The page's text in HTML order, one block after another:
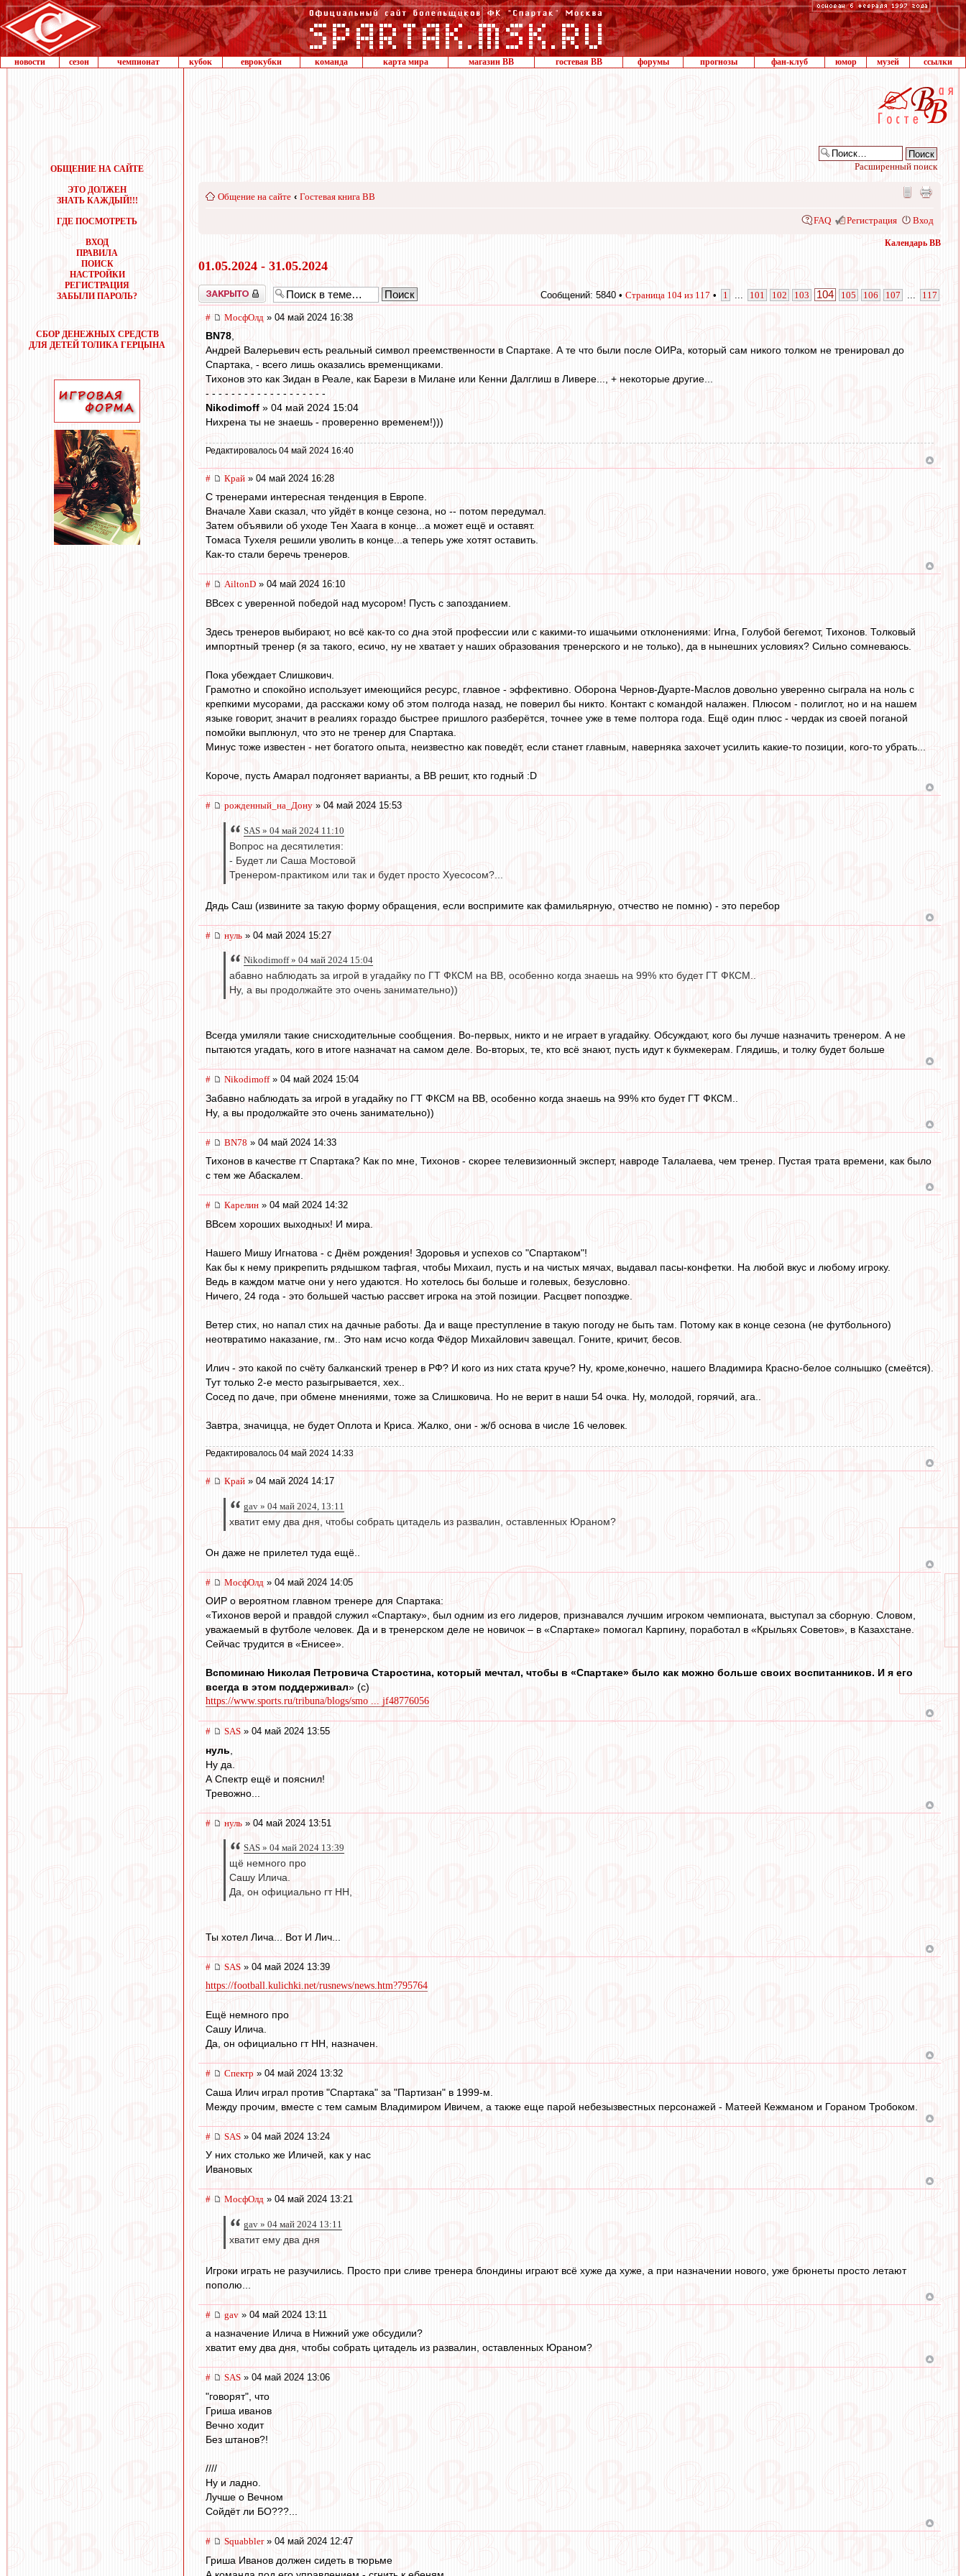
новости сезон чемпионат кубок еврокубки команда карта мира магазин ВВ гостевая ВВ форумы прогнозы фан-клуб юмор музей ссылки
ОБЩЕНИЕ НА САЙТЕ
ЭТО ДОЛЖЕН
ЗНАТЬ КАЖДЫЙ!!!
ГДЕ ПОСМОТРЕТЬ
ВХОД
ПРАВИЛА
ПОИСК
НАСТРОЙКИ
РЕГИСТРАЦИЯ
ЗАБЫЛИ ПАРОЛЬ?
СБОР ДЕНЕЖНЫХ СРЕДСТВ
ДЛЯ ДЕТЕЙ ТОЛИКА ГЕРЦЫНА
Расширенный поиск
Общение на сайте ‹ Гостевая книга ВВ
FAQ Регистрация Вход
Календарь ВВ
01.05.2024 - 31.05.2024
Закрыто Сообщений: 5840 • Страница 104 из 117 • 1 101 102 103 104 105 106 107 117
# МосфОлд » 04 май 2024 16:38
BN78,
Андрей Валерьевич есть реальный символ преемственности в Спартаке. А те что были после ОИРа, который сам никого толком не тренировал до
Спартака, - всего лишь оказались временщиками.
Тихонов это как Зидан в Реале, как Барези в Милане или Кенни Далглиш в Ливере..., + некоторые другие...
- - - - - - - - - - - - - - - - - - -
Nikodimoff » 04 май 2024 15:04
Нихрена ты не знаешь - проверенно временем!)))
Редактировалось 04 май 2024 16:40
# Край » 04 май 2024 16:28
С тренерами интересная тенденция в Европе.
Вначале Хави сказал, что уйдёт в конце сезона, но -- потом передумал.
Затем объявили об уходе Тен Хаага в конце...а может ещё и оставят.
Томаса Тухеля решили уволить в конце...а теперь уже хотят оставить.
Как-то стали беречь тренеров.
# AiltonD » 04 май 2024 16:10
ВВсех с уверенной победой над мусором! Пусть с запозданием.
Здесь тренеров выбирают, но всё как-то со дна этой профессии или с какими-то ишачьими отклонениями: Игна, Голубой бегемот, Тихонов. Толковый
импортный тренер (я за такого, есичо, ну не хватает у наших образования тренерского и не только), да в нынешних условиях? Сильно сомневаюсь.
Пока убеждает Слишкович.
Грамотно и спокойно использует имеющийся ресурс, главное - эффективно. Оборона Чернов-Дуарте-Маслов довольно уверенно сыграла на ноль с
крепкими мусорами, да расскажи кому об этом полгода назад, не поверил бы никто. Контакт с командой налажен. Плюсом - полиглот, но и на нашем
языке говорит, значит в реалиях гораздо быстрее пришлого разберётся, точнее уже в теме полтора года. Ещё один плюс - чердак из своей поганой
помойки выплюнул, что это не тренер для Спартака.
Минус тоже известен - нет богатого опыта, неизвестно как поведёт, если станет главным, наверняка захочет усилить какие-то позиции, кого-то убрать...
Короче, пусть Амарал подгоняет варианты, а ВВ решит, кто годный :D
# рожденный_на_Дону » 04 май 2024 15:53
SAS » 04 май 2024 11:10
Вопрос на десятилетия:
- Будет ли Саша Мостовой
Тренером-практиком или так и будет просто Хуесосом?...
Дядь Саш (извините за такую форму обращения, если воспримите как фамильярную, отчество не помню) - это перебор
# нуль » 04 май 2024 15:27
Nikodimoff » 04 май 2024 15:04
абавно наблюдать за игрой в угадайку по ГТ ФКСМ на ВВ, особенно когда знаешь на 99% кто будет ГТ ФКСМ..
Ну, а вы продолжайте это очень занимательно))
Всегда умиляли такие снисходительные сообщения. Во-первых, никто и не играет в угадайку. Обсуждают, кого бы лучше назначить тренером. А не
пытаются угадать, кого в итоге назначат на самом деле. Во-вторых, те, кто всё знают, пусть идут к букмекерам. Глядишь, и толку будет больше
# Nikodimoff» 04 май 2024 15:04
Забавно наблюдать за игрой в угадайку по ГТ ФКСМ на ВВ, особенно когда знаешь на 99% кто будет ГТ ФКСМ..
Ну, а вы продолжайте это очень занимательно))
# BN78 » 04 май 2024 14:33
Тихонов в качестве гт Спартака? Как по мне, Тихонов - скорее телевизионный эксперт, навроде Талалаева, чем тренер. Пустая трата времени, как было
с тем же Абаскалем.
# Карелин » 04 май 2024 14:32
ВВсем хороших выходных! И мира.
Нашего Мишу Игнатова - с Днём рождения! Здоровья и успехов со "Спартаком"!
Как бы к нему прикрепить рядышком тафгая, чтобы Михаил, пусть и на чистых мячах, выдавал пасы-конфетки. На любой вкус и любому игроку.
Ведь в каждом матче они у него удаются. Но хотелось бы больше и голевых, безусловно.
Ничего, 24 года - это большей частью рассвет игрока на этой позиции. Расцвет попоздже.
Ветер стих, но напал стих на дачные работы. Да и ваще преступление в такую погоду не быть там. Потому как в конце сезона (не футбольного)
неотвратимо наказание, гм.. Это нам исчо когда Фёдор Михайлович завещал. Гоните, кричит, бесов.
Илич - это какой по счёту балканский тренер в РФ? И кого из них стата круче? Ну, кроме,конечно, нашего Владимира Красно-белое солнышко (смеётся).
Тут только 2-е место разыгрывается, хех..
Сосед по даче, при обмене мнениями, тоже за Слишковича. Но не верит в наши 54 очка. Ну, молодой, горячий, ага..
Завтра, значицца, не будет Оплота и Криса. Жалко, они - ж/б основа в числе 16 человек.
Редактировалось 04 май 2024 14:33
# Край » 04 май 2024 14:17
gav » 04 май 2024, 13:11
хватит ему два дня, чтобы собрать цитадель из развалин, оставленных Юраном?
Он даже не прилетел туда ещё..
# МосфОлд » 04 май 2024 14:05
ОИР о вероятном главном тренере для Спартака:
«Тихонов верой и правдой служил «Спартаку», был одним из его лидеров, признавался лучшим игроком чемпионата, выступал за сборную. Словом,
уважаемый в футболе человек. Да и в тренерском деле не новичок – в «Спартаке» помогал Карпину, поработал в «Крыльях Советов», в Казахстане.
Сейчас трудится в «Енисее».
Вспоминаю Николая Петровича Старостина, который мечтал, чтобы в «Спартаке» было как можно больше своих воспитанников. И я его
всегда в этом поддерживал» (с)
https://www.sports.ru/tribuna/blogs/smo ... jf48776056
# SAS » 04 май 2024 13:55
нуль
Ну да.
А Спектр ещё и пояснил!
Тревожно...
# нуль » 04 май 2024 13:51
SAS » 04 май 2024 13:39
щё немного про
Сашу Илича.
Да, он официально гт НН,
Ты хотел Лича... Вот И Лич...
# SAS » 04 май 2024 13:39
https://football.kulichki.net/rusnews/news.htm?795764
Ещё немного про
Сашу Илича.
Да, он официально гт НН, назначен.
# Спектр » 04 май 2024 13:32
Саша Илич играл против "Спартака" за "Партизан" в 1999-м.
Между прочим, вместе с тем самым Владимиром Ивичем, а также еще парой небезызвестных персонажей - Матеей Кежманом и Гораном Тробоком.
# SAS » 04 май 2024 13:24
У них столько же Иличей, как у нас
Ивановых
# МосфОлд » 04 май 2024 13:21
gav » 04 май 2024 13:11
хватит ему два дня
Игроки играть не разучились. Просто при сливе тренера блондины играют всё хуже да хуже, а при назначении нового, уже брюнеты просто летают
пополю...
# gav » 04 май 2024 13:11
а назначение Илича в Нижний уже обсудили?
хватит ему два дня, чтобы собрать цитадель из развалин, оставленных Юраном?
# SAS » 04 май 2024 13:06
"говорят", что
Гриша иванов
Вечно ходит
Без штанов?!
////
Ну и ладно.
Лучше о Вечном
Сойдёт ли БО???...
# Squabbler» 04 май 2024 12:47
Гриша Иванов должен сидеть в тюрьме